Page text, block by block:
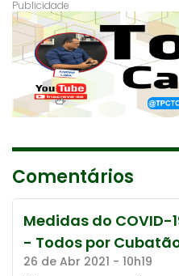
Comentários
Medidas do
- Todos por
26 de Abr 2021 - 10h19